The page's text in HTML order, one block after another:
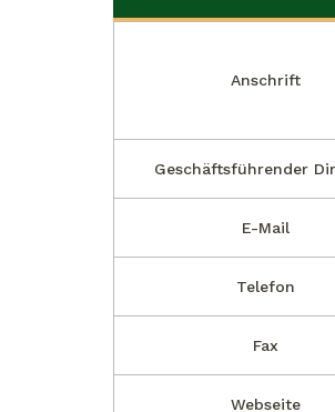
Anschrift
Geschäftsführender
E-Mail
Telefon
Fax
Webseite